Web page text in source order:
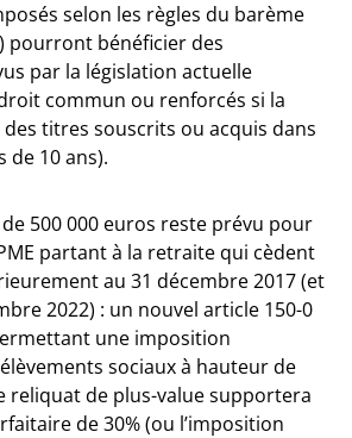
selon les règles du barème
pourront bénéficier des
par la législation actuelle
commun ou renforcés si la
titres souscrits ou acquis dans
de 10 ans).
500 000 euros reste prévu pour
partant à la retraite qui cèdent
au 31 décembre 2017 (et
2022) : un nouvel article 150-0
une imposition
sociaux à hauteur de
reliquat de plus-value supportera
de 30% (ou l’imposition